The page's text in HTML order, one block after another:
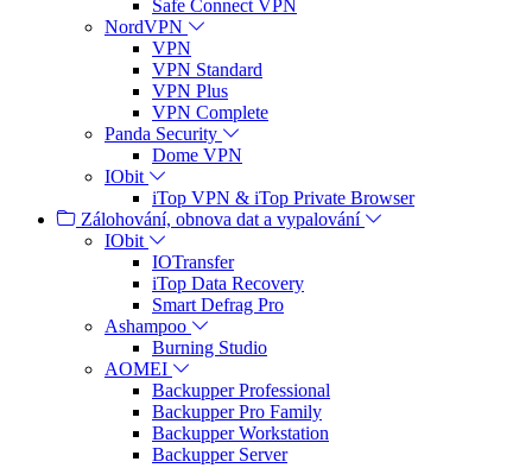
Safe Connect VPN
NordVPN
VPN
VPN Standard
VPN Plus
VPN Complete
Panda Security
Dome VPN
IObit
iTop VPN & iTop Private Browser
Zálohování, obnova dat a vypalování
IObit
IOTransfer
iTop Data Recovery
Smart Defrag Pro
Ashampoo
Burning Studio
AOMEI
Backupper Professional
Backupper Pro Family
Backupper Workstation
Backupper Server